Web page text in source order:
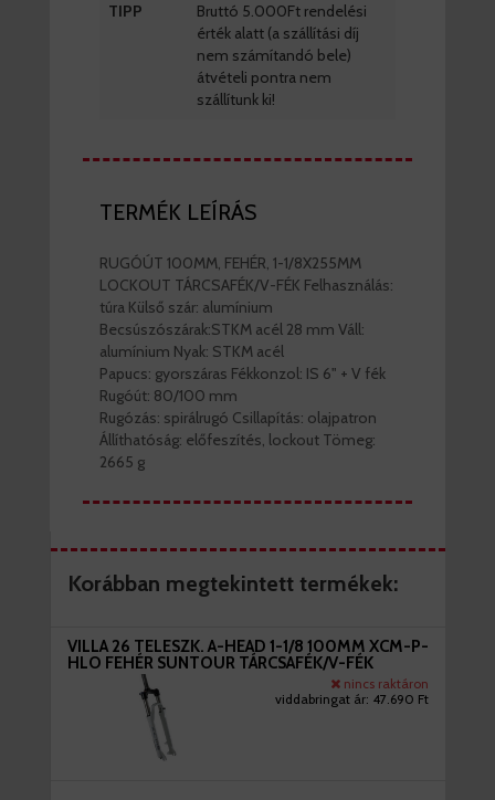
TIPP
Bruttó 5.000Ft rendelési
érték alatt (a szállítási díj
nem számítandó bele)
átvételi pontra nem
szállítunk ki!
TERMÉK LEÍRÁS
RUGÓÚT 100MM, FEHÉR, 1-1/8X255MM
LOCKOUT TÁRCSAFÉK/V-FÉK Felhasználás:
túra Külső szár: alumínium
Becsúszószárak:STKM acél 28 mm Váll:
alumínium Nyak: STKM acél
Papucs: gyorszáras Fékkonzol: IS 6" + V fék
Rugóút: 80/100 mm
Rugózás: spirálrugó Csillapítás: olajpatron
Állíthatóság: előfeszítés, lockout Tömeg:
2665 g
Korábban megtekintett termékek:
VILLA 26 TELESZK. A-HEAD 1-1/8 100MM XCM-P-
HLO FEHÉR SUNTOUR TÁRCSAFÉK/V-FÉK
nincs raktáron
viddabringat ár: 47.690 Ft